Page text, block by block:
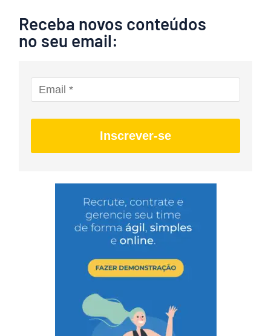
Receba novos conteúdos
no seu email:
Inscrever-se